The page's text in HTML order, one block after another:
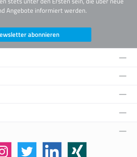
Angebote informiert werden.
abonnieren